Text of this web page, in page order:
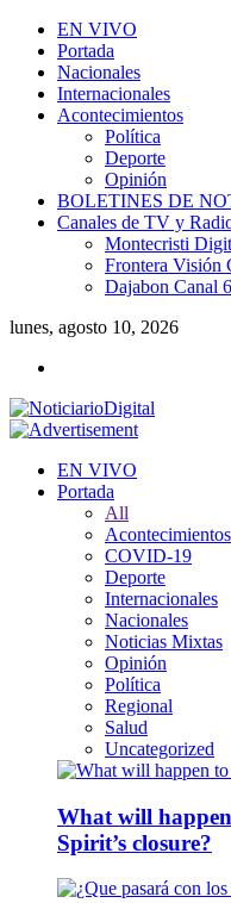
EN VIVO
Portada
Nacionales
Internacionales
Acontecimientos
Política
Deporte
Opinión
BOLETINES DE
Canales de TV y
Montecristi
Frontera Visión
Dajabon Canal 6
lunes, agosto 10, 2026
EN VIVO
Portada
All
Acontecimientos
COVID-19
Deporte
Internacionales
Nacionales
Noticias Mixtas
Opinión
Política
Regional
Salud
Uncategorized
What will
Spirit’s closure?